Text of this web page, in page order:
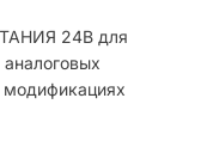
24В для